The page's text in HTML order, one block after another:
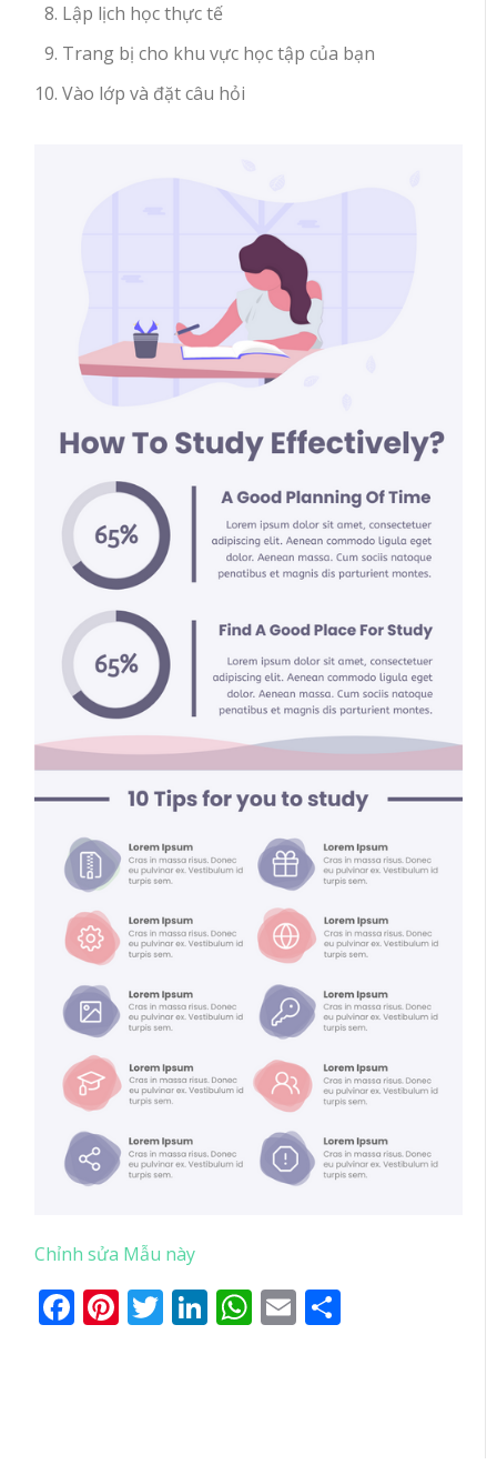
Lập lịch học thực tế
Trang bị cho khu vực học tập của bạn
Vào lớp và đặt câu hỏi
Chỉnh sửa Mẫu này
Facebook
Pinterest
Twitter
LinkedIn
WhatsApp
Email